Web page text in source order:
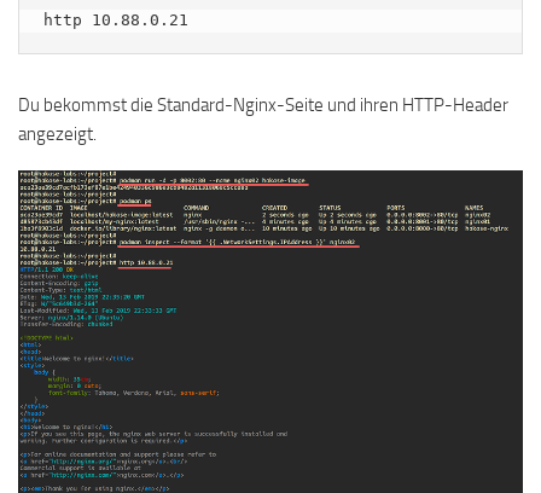
http 10.88.0.21
Du bekommst die Standard-Nginx-Seite und ihren HTTP-Header
angezeigt.